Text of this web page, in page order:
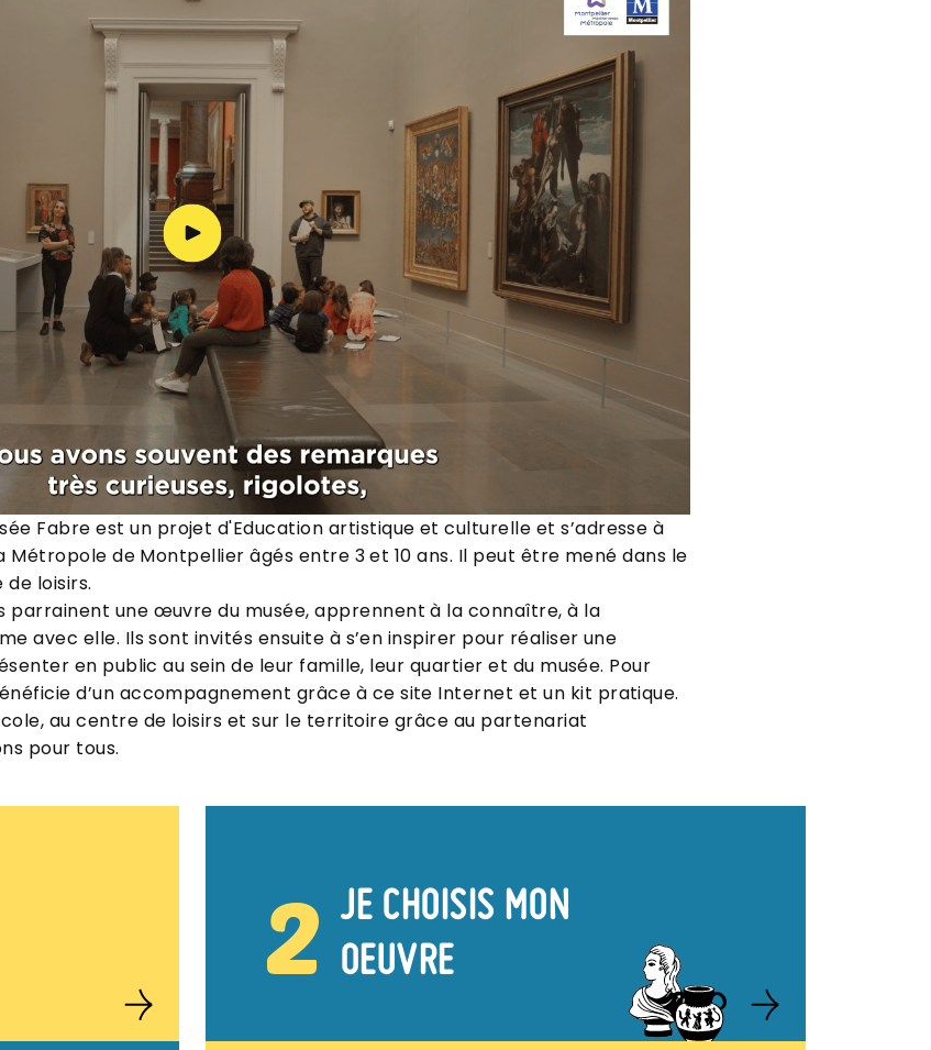
Fabreest un projet d'Education artistique et culturelle et s’adresse à
Métropole de Montpellier âgés entre 3 et 10 ans. Il peut être mené dans le
de loisirs.
parrainent une œuvre du musée, apprennent à la connaître, à la
avec elle. Ils sont invités ensuite à s’en inspirer pour réaliser une
en public au sein de leur famille, leur quartier et du musée. Pour
d’un accompagnement grâce à ce site Internet et un kit pratique.
au centre de loisirs et sur le territoire grâce au partenariat
pour tous.
2 JE CHOISIS MON
OEUVRE
Image